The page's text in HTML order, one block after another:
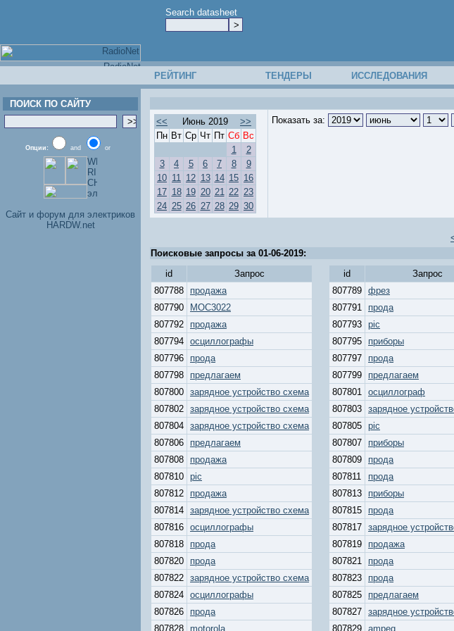
Search datasheet
РЕЙТИНГ ТЕНДЕРЫ ИССЛЕДОВАНИЯ
ПОИСК ПО САЙТУ
Опции: and or
Cайт и форум для электриков
HARDW.net
<< Июнь 2019
>>
Пн Вт Ср Чт Пт Сб Вс
1
2
3
4 5 6 7 8
9
10 11 12 13 14 15 16
17 18 19 20 21 22 23
24 25 26 27 28 29 30
Показать за:
Поисковые запросы за 01-06-2019:
id
Запрос id
Запрос
807788
продажа 807789 фрез
807790
MOC3022 807791
прода
807792
продажа 807793 pic
807794 осциллографы 807795
приборы
807796
прода 807797
прода
807798
предлагаем 807799
предлагаем
807800 зарядное устройство схема 807801 осциллограф
807802 зарядное устройство схема 807803 зарядное
807804 зарядное устройство схема 807805 pic
807806
предлагаем 807807
приборы
807808
продажа 807809
прода
807810 pic 807811
прода
807812
продажа 807813
приборы
807814 зарядное устройство схема 807815
прода
807816 осциллографы 807817 зарядное
807818
прода 807819
продажа
807820
прода 807821
прода
807822 зарядное устройство схема 807823
прода
807824 осциллографы 807825
предлагаем
807826
прода 807827 зарядное
807828
motorola 807829 ampeg